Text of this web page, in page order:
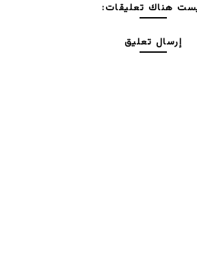
هناك تعليقات:
إرسال تعليق